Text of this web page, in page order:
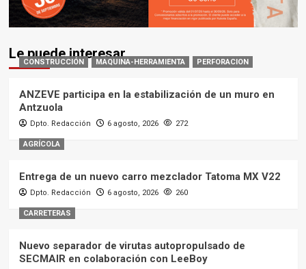
Le puede interesar
CONSTRUCCIÓN MAQUINA-HERRAMIENTA PERFORACION
ANZEVE participa en la estabilización de un muro en
Antzuola
Dpto. Redacción 6 agosto, 2026 272
AGRÍCOLA
Entrega de un nuevo carro mezclador Tatoma MX V22
Dpto. Redacción 6 agosto, 2026 260
CARRETERAS
Nuevo separador de virutas autopropulsado de
SECMAIR en colaboración con LeeBoy